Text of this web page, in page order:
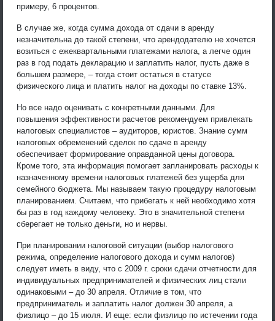
примеру, 6 процентов.
В случае же, когда сумма дохода от сдачи в аренду
незначительна до такой степени, что арендодателю не хочется
возиться с ежеквартальными платежами налога, а легче один
раз в год подать декларацию и заплатить налог, пусть даже в
большем размере, – тогда стоит остаться в статусе
физического лица и платить налог на доходы по ставке 13%.
Но все надо оценивать с конкретными данными. Для
повышения эффективности расчетов рекомендуем привлекать
налоговых специалистов – аудиторов, юристов. Знание сумм
налоговых обременений сделок по сдаче в аренду
обеспечивает формирование оправданной цены договора.
Кроме того, эта информация помогает запланировать расходы к
назначенному времени налоговых платежей без ущерба для
семейного бюджета. Мы называем такую процедуру налоговым
планированием. Считаем, что прибегать к ней необходимо хотя
бы раз в год каждому человеку. Это в значительной степени
сберегает не только деньги, но и нервы.
При планировании налоговой ситуации (выбор налогового
режима, определение налогового дохода и сумм налогов)
следует иметь в виду, что с 2009 г. сроки сдачи отчетности для
индивидуальных предпринимателей и физических лиц стали
одинаковыми – до 30 апреля. Отличие в том, что
предприниматель и заплатить налог должен 30 апреля, а
физлицо – до 15 июля. И еще: если физлицо по истечении года